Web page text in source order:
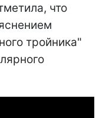
что
тройника"